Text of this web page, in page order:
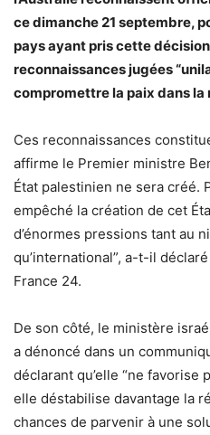
ce dimanche 21 septembre,
pays ayant pris cette
reconnaissances jugées
compromettre la paix dans la
Ces reconnaissances
affirme le Premier ministre
État palestinien ne sera créé.
empêché la création de cet
d’énormes pressions tant au
qu’international”, a-t-il
France 24.
De son côté, le ministère
a dénoncé dans un
déclarant qu’elle “ne favorise
elle déstabilise davantage la
chances de parvenir à une